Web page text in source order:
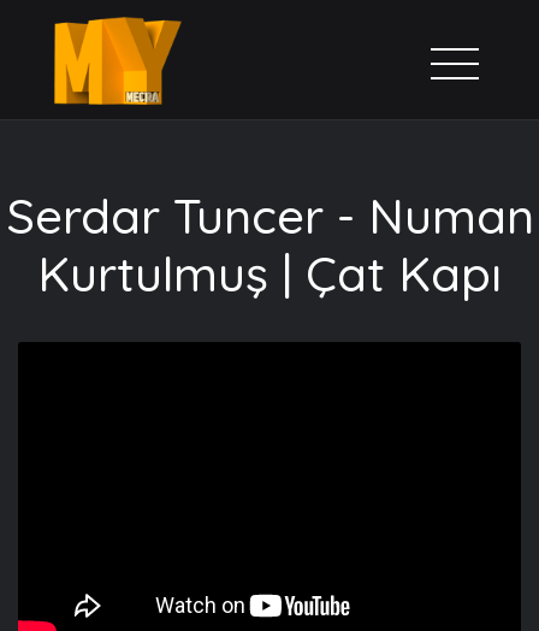
Serdar Tuncer - Numan
Kurtulmuş | Çat Kapı